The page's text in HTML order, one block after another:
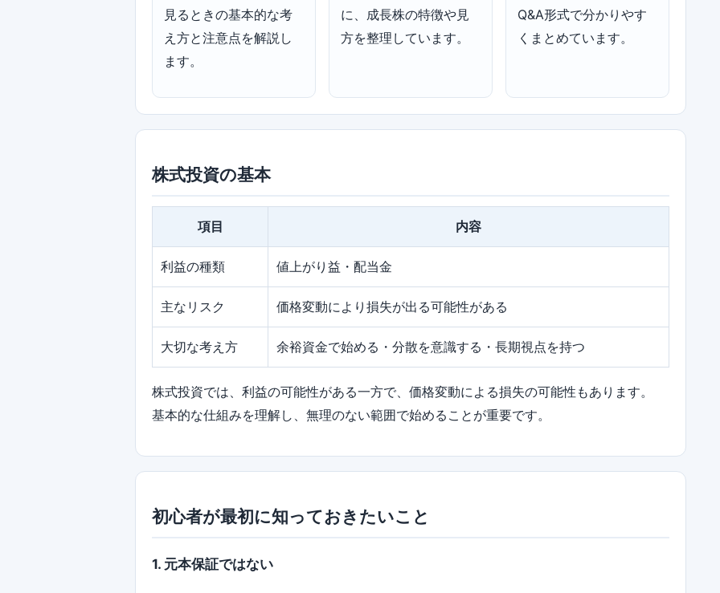
見るときの基本的な考
え方と注意点を解説し
ます。
に、成長株の特徴や見
方を整理しています。
Q&A形式で分かりやす
くまとめています。
株式投資の基本
項目 内容
利益の種類 値上がり益・配当金
主なリスク 価格変動により損失が出る可能性がある
大切な考え方 余裕資金で始める・分散を意識する・長期視点を持つ
株式投資では、利益の可能性がある一方で、価格変動による損失の可能性もあります。
基本的な仕組みを理解し、無理のない範囲で始めることが重要です。
初心者が最初に知っておきたいこと
1. 元本保証ではない